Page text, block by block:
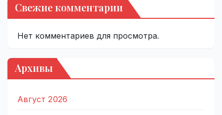
Свежие комментарии
Нет комментариев для просмотра.
Архивы
Август 2026